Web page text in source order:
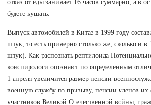
отказ от еды занимает 16 часов суммарно, а в
будете кушать.
Выпуск автомобилей в Китае в 1999 году
штук, то есть примерно столько же, сколько и в
штук). Как распознать рептилоида
конспирологи опознают по определенным
1 апреля увеличится размер пенсии
военную службу по призыву, пенсии членов их
участников Великой Отечественной войны,